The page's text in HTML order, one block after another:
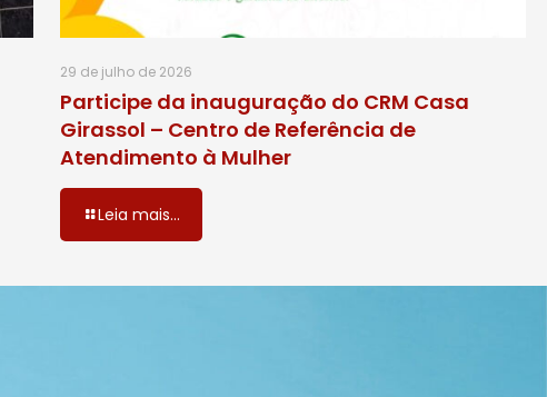
29 de julho de 2026
Participe da inauguração do CRM Casa
Girassol – Centro de Referência de
Atendimento à Mulher
Leia mais...